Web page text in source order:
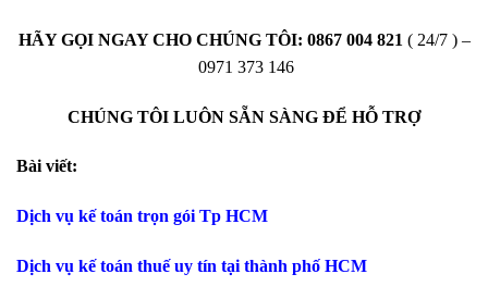
HÃY GỌI NGAY CHO CHÚNG TÔI: 0867 004 821 ( 24/7 ) –
0971 373 146
CHÚNG TÔI LUÔN SẴN SÀNG ĐỂ HỖ TRỢ
Bài viết:
Dịch vụ kế toán trọn gói Tp HCM
Dịch vụ kế toán thuế uy tín tại thành phố HCM